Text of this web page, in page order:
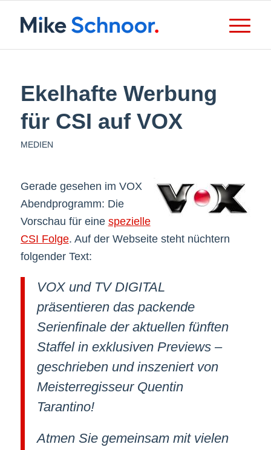
Ekelhafte Werbung
für CSI auf VOX
MEDIEN
Gerade gesehen im VOX
Abendprogramm: Die
Vorschau für eine spezielle
CSI Folge. Auf der Webseite steht nüchtern
folgender Text:
VOX und TV DIGITAL
präsentieren das packende
Serienfinale der aktuellen fünften
Staffel in exklusiven Previews –
geschrieben und inszeniert von
Meisterregisseur Quentin
Tarantino!
Atmen Sie gemeinsam mit vielen